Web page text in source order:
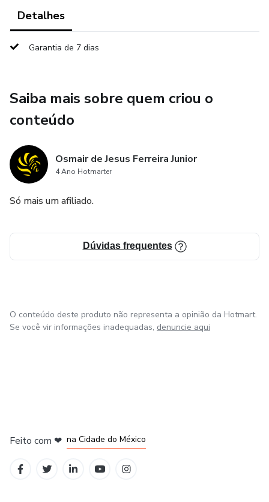
Detalhes
Garantia de 7 dias
Saiba mais sobre quem criou o
conteúdo
Osmair de Jesus Ferreira Junior
4 Ano Hotmarter
Só mais um afiliado.
Dúvidas frequentes
O conteúdo deste produto não representa a opinião da Hotmart.
Se você vir informações inadequadas, denuncie aqui
Feito com ❤ na Cidade do México